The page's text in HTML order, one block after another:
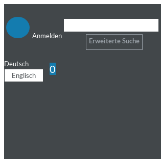
Anmelden
Erweiterte Suche
Deutsch
Englisch
0